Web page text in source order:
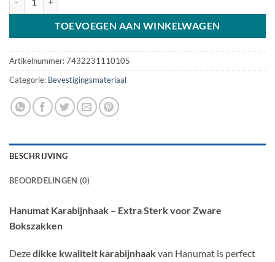
TOEVOEGEN AAN WINKELWAGEN
Artikelnummer:7432231110105
Categorie: Bevestigingsmateriaal
BESCHRIJVING
BEOORDELINGEN (0)
Hanumat Karabijnhaak – Extra Sterk voor Zware
Bokszakken
Dezedikke kwaliteit karabijnhaakvan Hanumat is perfect